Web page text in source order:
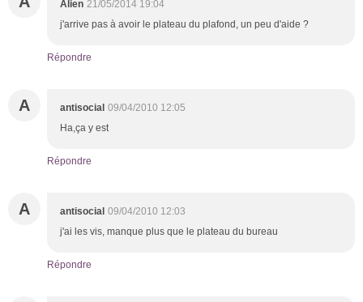
Alien 21/05/2014 19:04
j'arrive pas à avoir le plateau du plafond, un peu d'aide ?
Répondre
A antisocial 09/04/2010 12:05
Ha,ça y est
Répondre
A antisocial 09/04/2010 12:03
j'ai les vis, manque plus que le plateau du bureau
Répondre